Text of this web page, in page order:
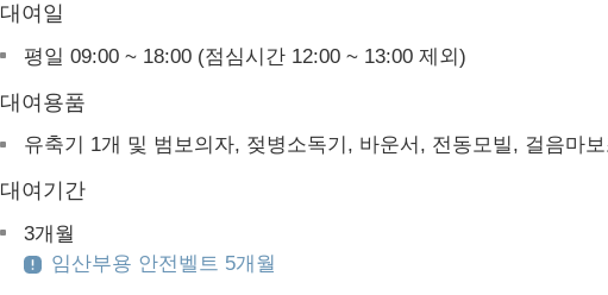
대여일
평일 09:00 ~ 18:00 (점심시간 12:00 ~ 13:00 제외)
대여용품
유축기 1개 및 범보의자, 젖병소독기, 바운서, 전동모빌, 걸음마
대여기간
3개월
임산부용 안전벨트 5개월